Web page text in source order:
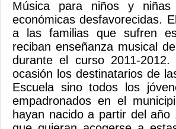
Música para niños y
económicas desfavorecidas.
a las familias que sufren
reciban enseñanza musical
durante el curso 2011-
ocasión los destinatarios de
Escuela sino todos los
empadronados en el
hayan nacido a partir del